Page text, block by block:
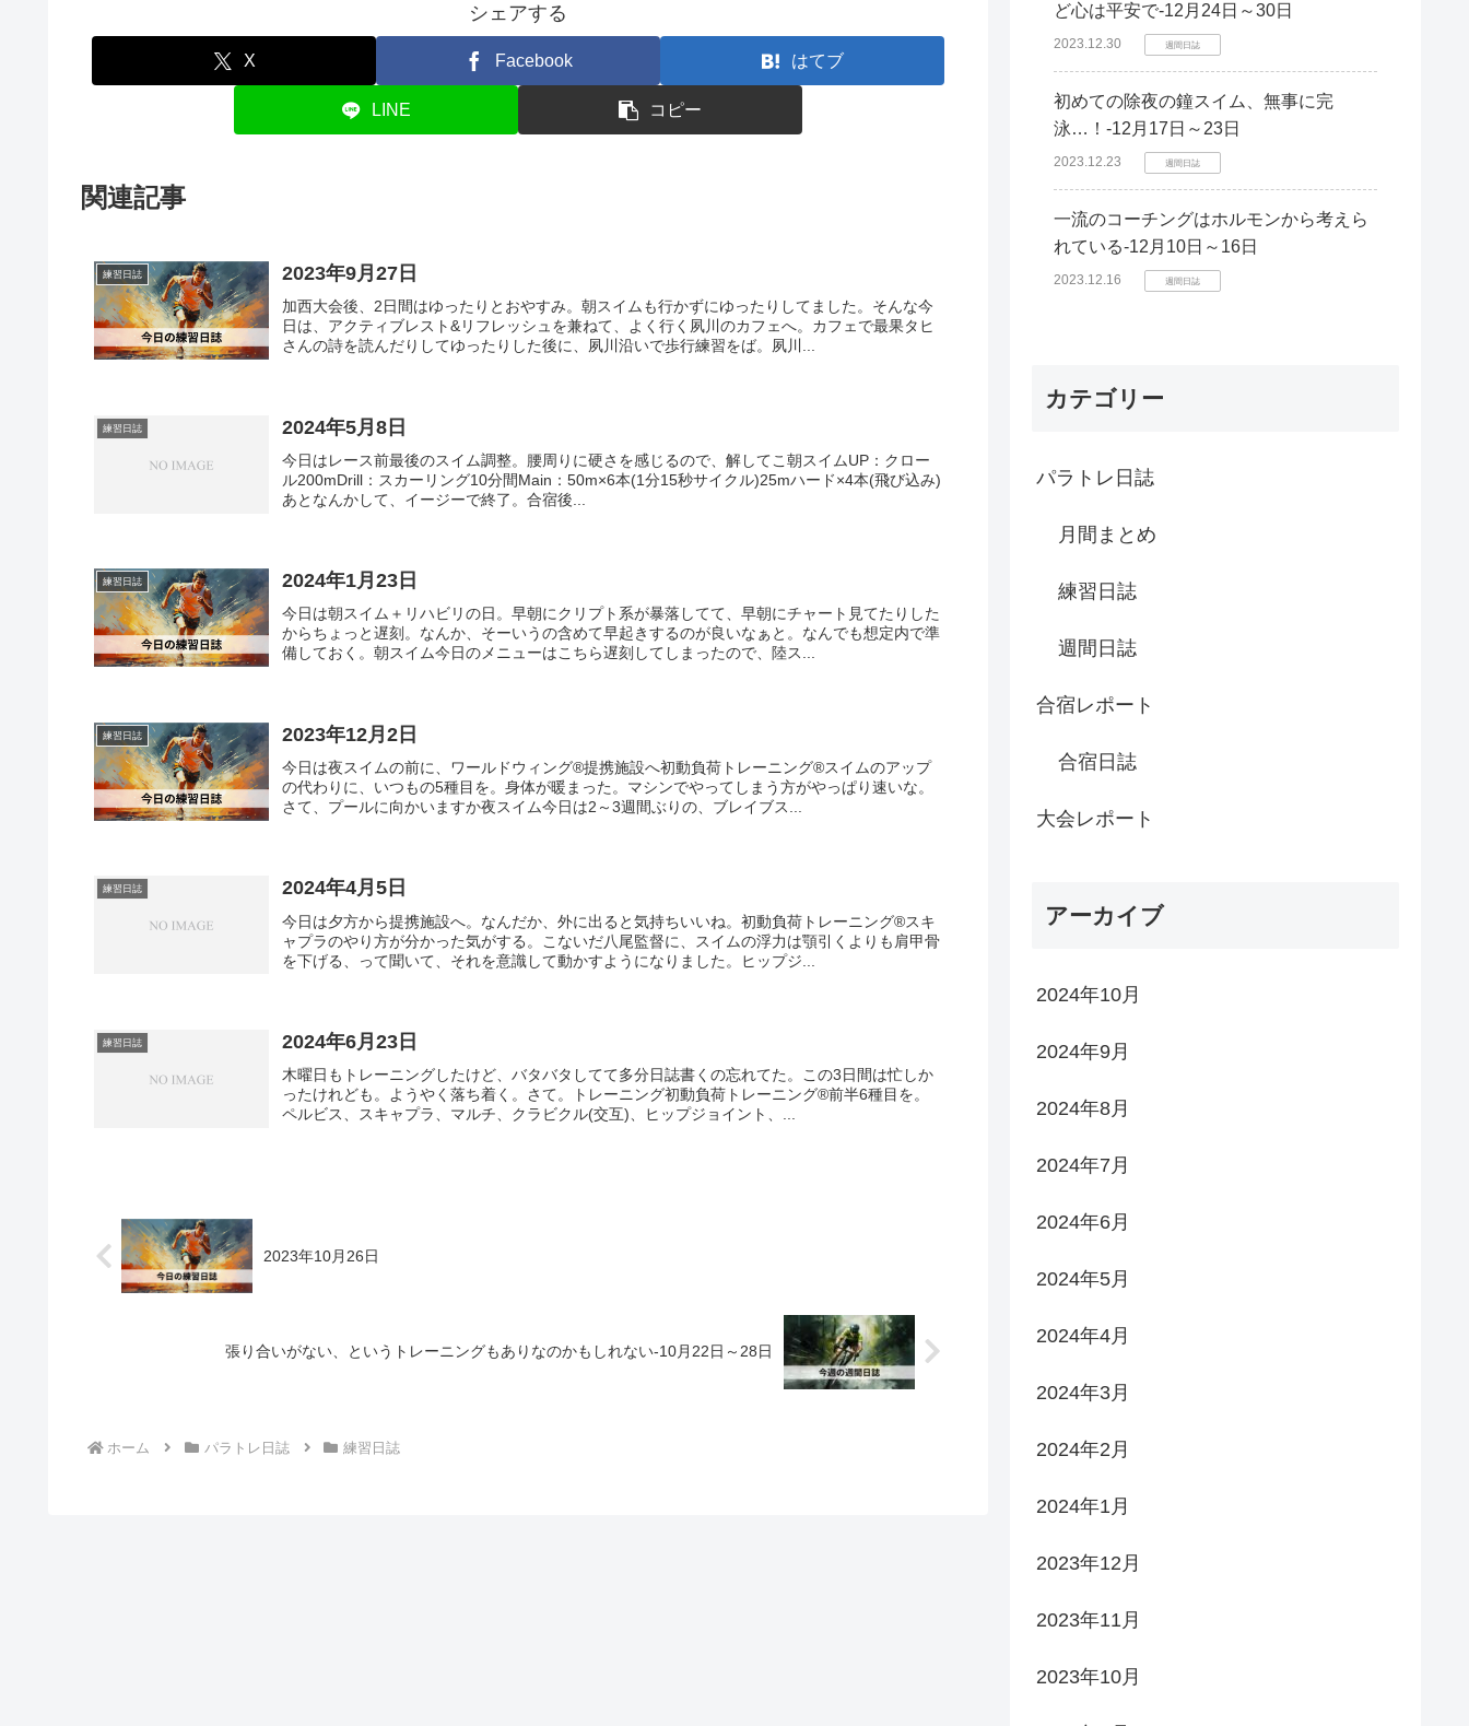
シェアする
X Facebook はてブ
LINE コピー
関連記事
練習日誌 2023年9月27日
加西大会後、2日間はゆったりとおやすみ。朝スイムも行かずにゆったりしてました。そんな今
日は、アクティブレスト&リフレッシュを兼ねて、よく行く夙川のカフェへ。カフェで最果タヒ
さんの詩を読んだりしてゆったりした後に、夙川沿いで歩行練習をば。夙川...
練習日誌 2024年5月8日
今日はレース前最後のスイム調整。腰周りに硬さを感じるので、解してこ朝スイムUP：クロー
ル200mDrill：スカーリング10分間Main：50m×6本(1分15秒サイクル)25mハード×4本(飛び込み)
あとなんかして、イージーで終了。合宿後...
練習日誌 2024年1月23日
今日は朝スイム＋リハビリの日。早朝にクリプト系が暴落してて、早朝にチャート見てたりした
からちょっと遅刻。なんか、そーいうの含めて早起きするのが良いなぁと。なんでも想定内で準
備しておく。朝スイム今日のメニューはこちら遅刻してしまったので、陸ス...
練習日誌 2023年12月2日
今日は夜スイムの前に、ワールドウィング®提携施設へ初動負荷トレーニング®スイムのアップ
の代わりに、いつもの5種目を。身体が暖まった。マシンでやってしまう方がやっぱり速いな。
さて、プールに向かいますか夜スイム今日は2～3週間ぶりの、ブレイブス...
練習日誌 2024年4月5日
今日は夕方から提携施設へ。なんだか、外に出ると気持ちいいね。初動負荷トレーニング®スキ
ャプラのやり方が分かった気がする。こないだ八尾監督に、スイムの浮力は顎引くよりも肩甲骨
を下げる、って聞いて、それを意識して動かすようになりました。ヒップジ...
練習日誌 2024年6月23日
木曜日もトレーニングしたけど、バタバタしてて多分日誌書くの忘れてた。この3日間は忙しか
ったけれども。ようやく落ち着く。さて。トレーニング初動負荷トレーニング®前半6種目を。
ペルビス、スキャプラ、マルチ、クラビクル(交互)、ヒップジョイント、...
2023年10月26日
張り合いがない、というトレーニングもありなのかもしれない-10月22日～28日
ホーム パラトレ日誌 練習日誌
ど心は平安で-12月24日～30日
2023.12.30 週間日誌
初めての除夜の鐘スイム、無事に完
泳…！-12月17日～23日
2023.12.23 週間日誌
一流のコーチングはホルモンから考えら
れている-12月10日～16日
2023.12.16 週間日誌
カテゴリー
パラトレ日誌
月間まとめ
練習日誌
週間日誌
合宿レポート
合宿日誌
大会レポート
アーカイブ
2024年10月
2024年9月
2024年8月
2024年7月
2024年6月
2024年5月
2024年4月
2024年3月
2024年2月
2024年1月
2023年12月
2023年11月
2023年10月